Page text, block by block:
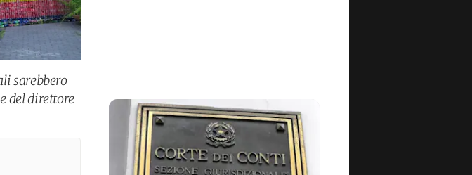
sarebbero
del direttore